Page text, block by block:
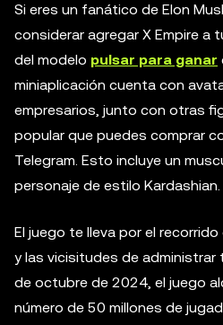
Si eres un fanático de Elon
considerar agregar X Empire a
del modelo pulsar para ganar
miniaplicación cuenta con
empresarios, junto con otras
popular que puedes comprar
Telegram. Esto incluye un
personaje de estilo Kardashian.
El juego te lleva por el
y las vicisitudes de administrar
de octubre de 2024, el juego
número de 50 millones de